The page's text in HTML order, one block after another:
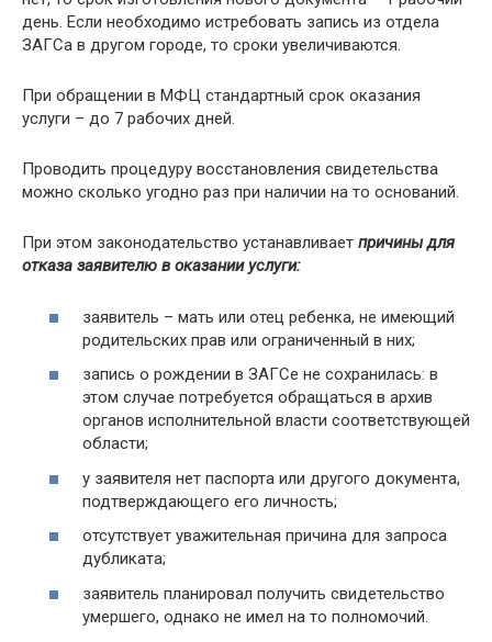
день. Если необходимо истребовать запись из отдела
ЗАГСа в другом городе, то сроки увеличиваются.
При обращении в МФЦ стандартный срок оказания
услуги – до 7 рабочих дней.
Проводить процедуру восстановления свидетельства
можно сколько угодно раз при наличии на то оснований.
При этом законодательство устанавливает причины для
отказа заявителю в оказании услуги:
заявитель – мать или отец ребенка, не имеющий
родительских прав или ограниченный в них;
запись о рождении в ЗАГСе не сохранилась: в
этом случае потребуется обращаться в архив
органов исполнительной власти соответствующей
области;
у заявителя нет паспорта или другого документа,
подтверждающего его личность;
отсутствует уважительная причина для запроса
дубликата;
заявитель планировал получить свидетельство
умершего, однако не имел на то полномочий.